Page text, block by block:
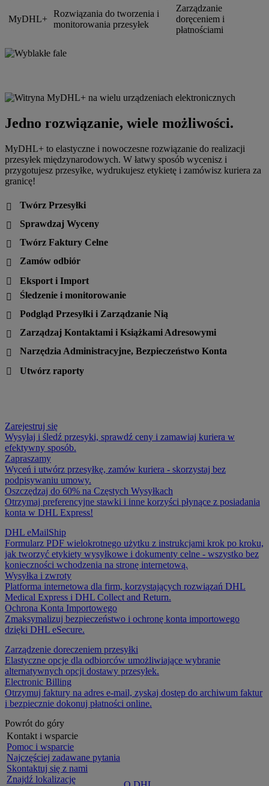
MyDHL+
Rozwiązania do tworzenia i
monitorowania przesyłek
Zarządzanie
doręceniem i
płatnościami
Jedno rozwiązanie, wiele możliwości.
MyDHL+ to elastyczne i nowoczesne rozwiązanie do realizacji
przesyłek międzynarodowych. W łatwy sposób wycenisz i
przygotujesz przesyłke, wydrukujesz etykietę i zamówisz kuriera za
granicę!

Twórz Przesyłki

Sprawdzaj Wyceny

Twórz Faktury Celne

Zamów odbiór

Eksport i Import

Śledzenie i monitorowanie

Podgląd Przesyłki i Zarządzanie Nią

Zarządzaj Kontaktami i Książkami Adresowymi

Narzędzia Administracyjne, Bezpieczeństwo Konta

Utwórz raporty
Zarejestruj się
Wysyłaj i śledź przesyki, sprawdź ceny i zamawiaj kuriera w
efektywny sposób.
Zapraszamy
Wyceń i utwórz przesyłkę, zamów kuriera - skorzystaj bez
podpisywaniu umowy.
Oszczędzaj do 60% na Częstych Wysyłkach
Otrzymaj preferencyjne stawki i inne korzyści płynące z posiadania
konta w DHL Express!
DHL eMailShip
Formularz PDF wielokrotnego użytku z instrukcjami krok po kroku,
jak tworzyć etykiety wysyłkowe i dokumenty celne - wszystko bez
konieczności wchodzenia na stronę internetową.
Wysyłka i zwroty
Platforma internetowa dla firm, korzystających rozwiązań DHL
Medical Express i DHL Collect and Return.
Ochrona Konta Importowego
Zmaksymalizuj bezpieczeństwo i ochronę konta importowego
dzięki DHL eSecure.
Zarządzenie doreczeniem przesyłki
Elastyczne opcje dla odbiorców umożliwiające wybranie
alternatywnych opcji dostawy przesyłek.
Electronic Billing
Otrzymuj faktury na adres e-mail, zyskaj dostęp do archiwum faktur
i bezpiecznie dokonuj płatności online.
Powrót do góry
Kontakt i wsparcie
Pomoc i wsparcie
Najczęściej zadawane pytania
Skontaktuj się z nami
Znajdź lokalizację